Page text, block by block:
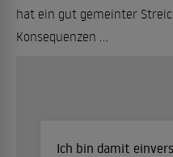
hat ein gut gemeinter
Konsequenzen ...
Ich bin damit